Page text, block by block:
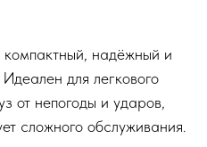
надёжный и
для легкового
от непогоды и ударов,
сложного обслуживания.